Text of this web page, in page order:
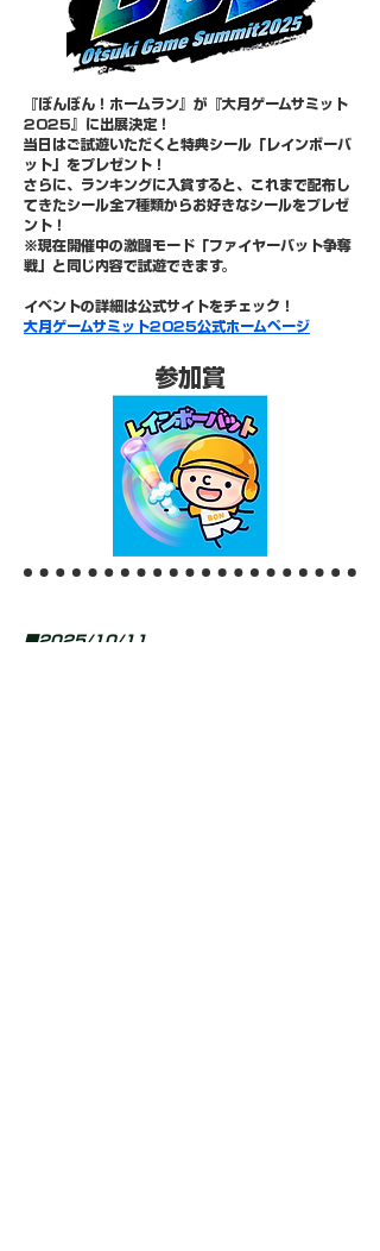
『ぼんぼん！ホームラン』が『大月ゲームサミット
2025』に出展決定！
当日はご試遊いただくと特典シール「レインボーバ
ット」をプレゼント！
​さらに、ランキングに入賞すると、これまで配布し
てきたシール全7種類からお好きなシールをプレゼ
ント！
※現在開催中の激闘モード「ファイヤーバット争奪
戦」と同じ​内容で試遊できます。
イベントの詳細は公式サイトをチェック！
大月ゲームサミット2025公式ホームページ
​参加賞
■2025/10/11